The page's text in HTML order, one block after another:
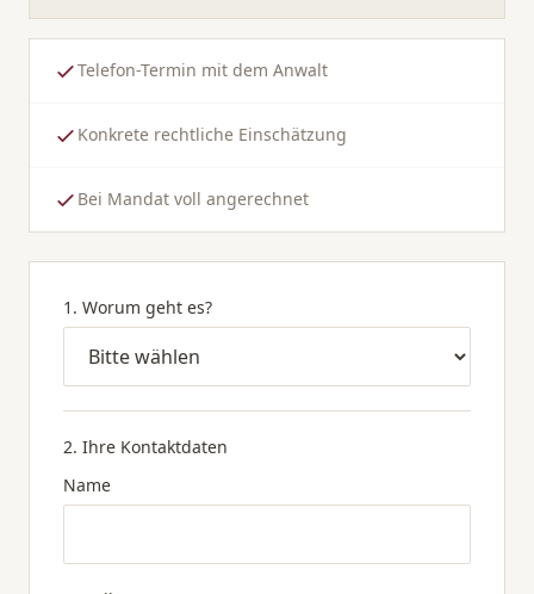
Telefon-Termin mit dem Anwalt
Konkrete rechtliche Einschätzung
Bei Mandat voll angerechnet
1. Worum geht es?
2. Ihre Kontaktdaten
Name